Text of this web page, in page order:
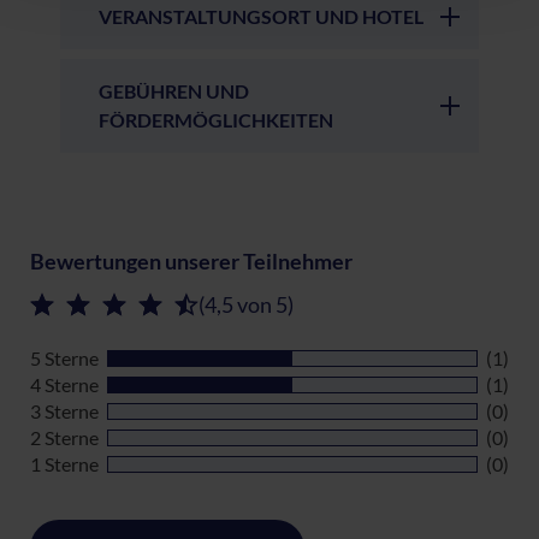
VERANSTALTUNGSORT UND HOTEL
GEBÜHREN UND
FÖRDERMÖGLICHKEITEN
Bewertungen unserer Teilnehmer
(4,5 von 5)
5 Sterne
(1)
4 Sterne
(1)
3 Sterne
(0)
2 Sterne
(0)
1 Sterne
(0)